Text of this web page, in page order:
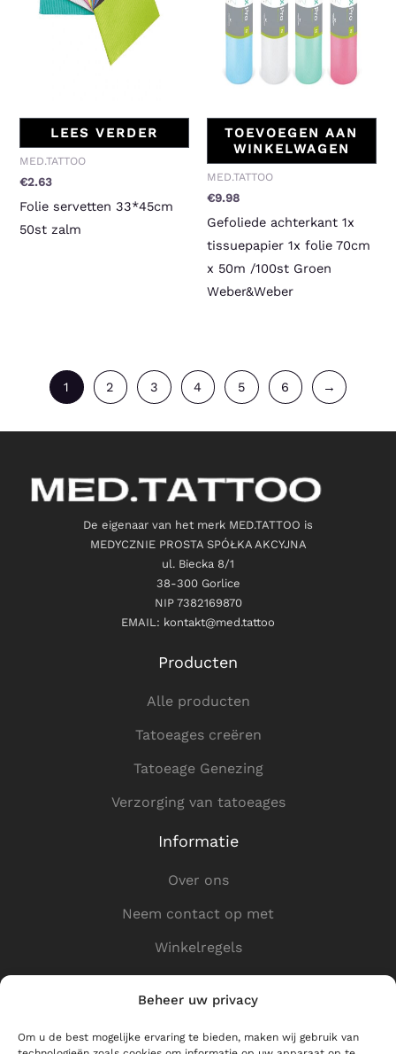
Beheer uw privacy
Om u de best mogelijke ervaring te bieden, maken wij gebruik van
LEES VERDER
MED.TATTOO
€2.63
Folie servetten 33*45cm
50st zalm
TOEVOEGEN AAN
WINKELWAGEN
MED.TATTOO
€9.98
Gefoliede achterkant 1x
tissuepapier 1x folie 70cm
x 50m /100st Groen
Weber&Weber
1 2 3 4 5 6 →
De eigenaar van het merk MED.TATTOO is
MEDYCZNIE PROSTA SPÓŁKA AKCYJNA
ul. Biecka 8/1
38-300 Gorlice
NIP 7382169870
EMAIL: kontakt@med.tattoo
Producten
Alle producten
Tatoeages creëren
Tatoeage Genezing
Verzorging van tatoeages
Informatie
Over ons
Neem contact op met
Winkelregels
Privacybeleid